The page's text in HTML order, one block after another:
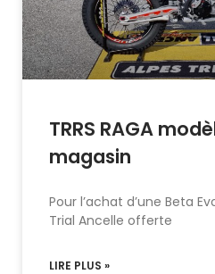
TRRS RAGA
magasin
Pour l’achat d’une Beta
Trial Ancelle offerte
LIRE PLUS »